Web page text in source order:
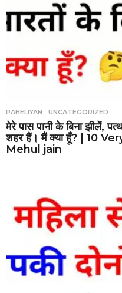
PAHELIYAN ,UNCATEGORIZED
मेरे पास पानी के बिना झीलें,
शहर हैं। मैं क्या हूँ? | 10
Mehul jain